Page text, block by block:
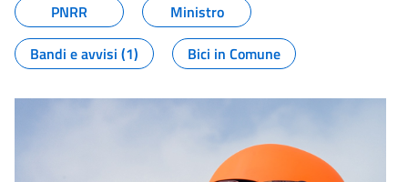
PNRR
Ministro
Bandi e avvisi (1)
Bici in Comune